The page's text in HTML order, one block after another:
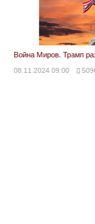
Война Миров. Трамп
08.11.2024 09:00